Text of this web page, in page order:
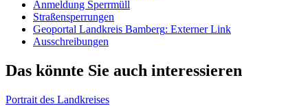
Anmeldung Sperrmüll
Straßensperrungen
Geoportal Landkreis Bamberg: Externer Link
Ausschreibungen
Das könnte Sie auch interessieren
Portrait des Landkreises